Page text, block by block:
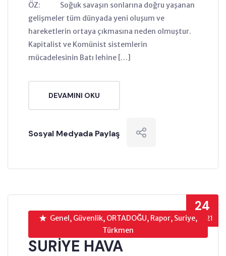
ÖZ: Soğuk savaşın sonlarına doğru yaşanan
gelişmeler tüm dünyada yeni oluşum ve
hareketlerin ortaya çıkmasına neden olmuştur.
Kapitalist ve Komünist sistemlerin
mücadelesinin Batı lehine […]
DEVAMINI OKU
Sosyal Medyada Paylaş
24
EYL’21
Genel, Güvenlik, ORTADOĞU, Rapor, Suriye,
Türkmen
SURİYE HAVA